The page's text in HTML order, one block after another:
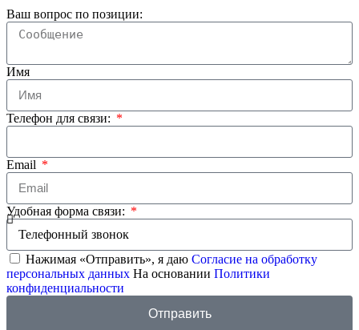
Ваш вопрос по позиции:
Имя
Телефон для связи:
Email
Удобная форма связи:
Нажимая «Отправить», я даю Согласие на обработку
персональных данных На основании Политики
конфиденциальности
Отправить